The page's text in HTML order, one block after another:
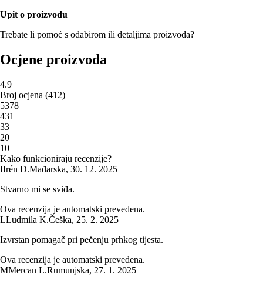
Upit o proizvodu
Trebate li pomoć s odabirom ili detaljima proizvoda?
Ocjene proizvoda
4.9
Broj ocjena (412)
5378
431
33
20
10
Kako funkcioniraju recenzije?
IIrén D.Mađarska, 30. 12. 2025
Stvarno mi se sviđa.
Ova recenzija je automatski prevedena.
LLudmila K.Češka, 25. 2. 2025
Izvrstan pomagač pri pečenju prhkog tijesta.
Ova recenzija je automatski prevedena.
MMercan L.Rumunjska, 27. 1. 2025